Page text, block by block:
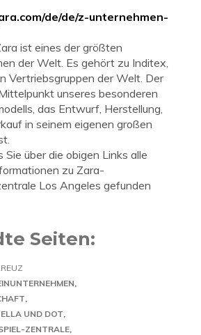
de/de/z-unternehmen-
ist eines der größten
der Welt. Es gehört zu Inditex,
Vertriebsgruppen der Welt. Der
unseres besonderen
das Entwurf, Herstellung,
in seinem eigenen großen
über die obigen Links alle
zu Zara-
Los Angeles gefunden
Seiten:
UND DOT
ZENTRALE